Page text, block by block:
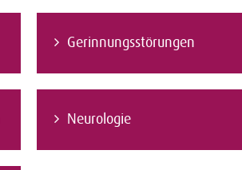
Gerinnungsstörungen
Neurologie